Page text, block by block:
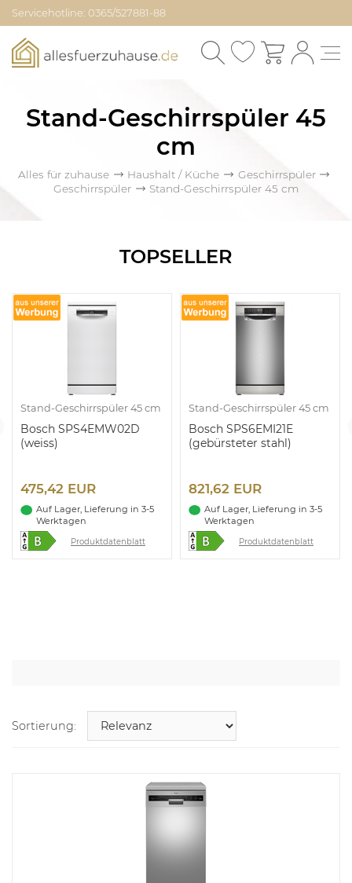
Servicehotline: 0365/527881-88
Stand-Geschirrspüler 45
cm
Alles für zuhause Haushalt / Küche
Geschirrspüler
Geschirrspüler
Stand-Geschirrspüler 45 cm
TOPSELLER
Stand-Geschirrspüler 45 cm
Bosch SPS4EMW02D
(weiss)
475,42 EUR
Auf Lager, Lieferung in 3-5
Werktagen
Produktdatenblatt
Stand-Geschirrspüler 45 cm
Bosch SPS6EMI21E
(gebürsteter stahl)
821,62 EUR
Auf Lager, Lieferung in 3-5
Werktagen
Produktdatenblatt
Sortierung: